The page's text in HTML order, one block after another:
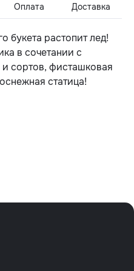
Оплата Доставка
букета растопит лед!
в сочетании с
сортов, фисташковая
статица!